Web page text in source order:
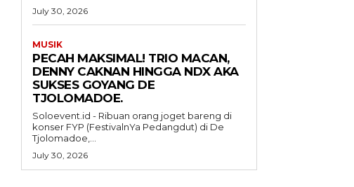
July 30, 2026
MUSIK
PECAH MAKSIMAL! TRIO MACAN,
DENNY CAKNAN HINGGA NDX AKA
SUKSES GOYANG DE
TJOLOMADOE.
Soloevent.id - Ribuan orang joget bareng di
konser FYP (FestivalnYa Pedangdut) di De
Tjolomadoe,...
July 30, 2026